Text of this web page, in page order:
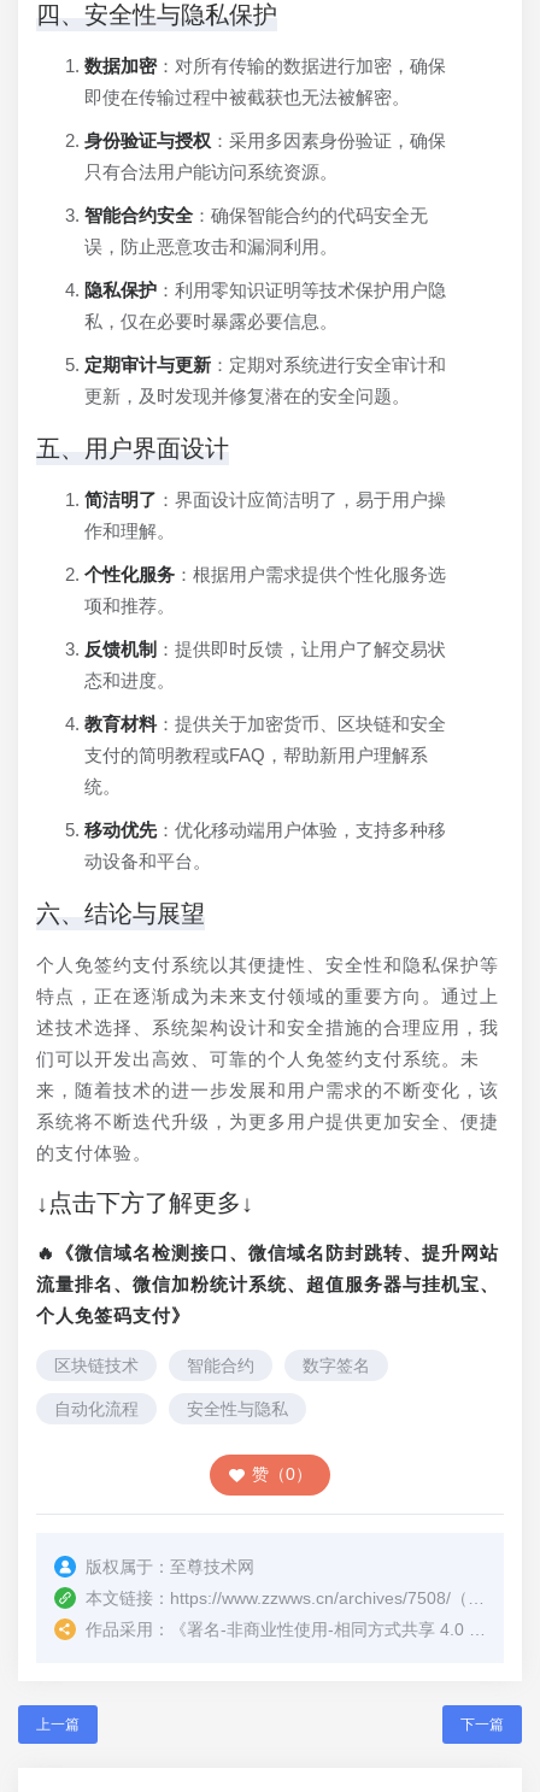
四、安全性与隐私保护
数据加密：对所有传输的数据进行加密，确保
即使在传输过程中被截获也无法被解密。
身份验证与授权 ：采用多因素身份验证，确保
只有合法用户能访问系统资源。
智能合约安全：确保智能合约的代码安全无
误，防止恶意攻击和漏洞利用。
隐私保护 ：利用零知识证明等技术保护用户隐
私，仅在必要时暴露必要信息。
定期审计与更新 ：定期对系统进行安全审计和
更新，及时发现并修复潜在的安全问题。
五、用户界面设计
简洁明了 ：界面设计应简洁明了，易于用户操
作和理解。
个性化服务 ：根据用户需求提供个性化服务选
项和推荐。
反馈机制 ：提供即时反馈，让用户了解交易状
态和进度。
教育材料 ：提供关于加密货币、区块链和安全
支付的简明教程或FAQ，帮助新用户理解系
统。
移动优先：优化移动端用户体验，支持多种移
动设备和平台。
六、结论与展望
个人免签约支付系统以其便捷性、安全性和隐私保护等
特点，正在逐渐成为未来支付领域的重要方向。通过上
述技术选择、系统架构设计和安全措施的合理应用，我
们可以开发出高效、可靠的个人免签约支付系统。未
来，随着技术的进一步发展和用户需求的不断变化，该
系统将不断迭代升级，为更多用户提供更加安全、便捷
的支付体验。
↓点击下方了解更多↓
🔥《微信域名检测接口、微信域名防封跳转、提升网站
流量排名、微信加粉统计系统、超值服务器与挂机宝、
个人免签码支付》
区块链技术 智能合约 数字签名
自动化流程 安全性与隐私
赞（0）
版权属于： 至尊技术网
本文链接： https://www.zzwws.cn/archives/7508/ （转载时请注明本文出处及文章链接）
作品采用：
《署名-非商业性使用-相同方式共享 4.0 国际 (CC BY-NC-SA 4.0)
上一篇 下一篇